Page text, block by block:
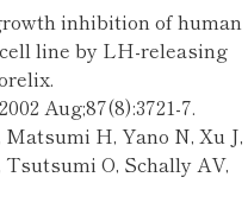
inhibition of human
line by LH-releasing
Aug;87(8):3721-7.
Matsumi H, Yano N, Xu J,
O, Schally AV,